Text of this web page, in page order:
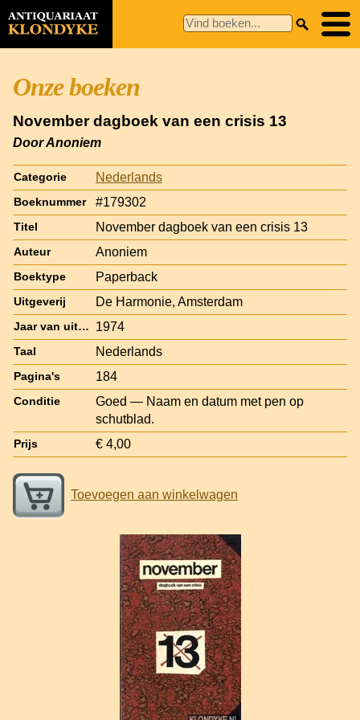
Onze boeken
November dagboek van een crisis 13
Door Anoniem
Categorie Nederlands
Boeknummer #179302
Titel November dagboek van een crisis 13
Auteur Anoniem
Boektype Paperback
Uitgeverij De Harmonie, Amsterdam
Jaar van uitgave 1974
Taal Nederlands
Pagina's 184
Conditie
Goed — Naam en datum met pen op
schutblad.
Prijs € 4,00
Toevoegen aan winkelwagen